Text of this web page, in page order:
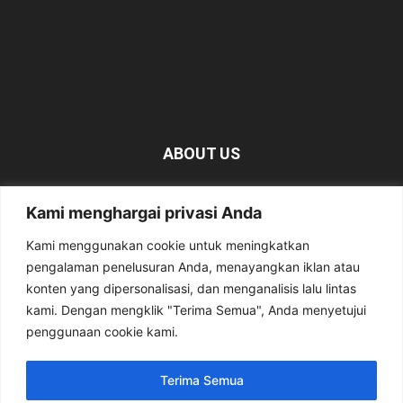
Kami menghargai privasi Anda
Kami menggunakan cookie untuk meningkatkan
pengalaman penelusuran Anda, menayangkan iklan atau
konten yang dipersonalisasi, dan menganalisis lalu lintas
kami. Dengan mengklik "Terima Semua", Anda menyetujui
penggunaan cookie kami.
Terima Semua
ABOUT US
berita tentang Magetan yang bersumber dari berbagai
Contact us:kabarmagetan@gmail.com
FOLLOW US